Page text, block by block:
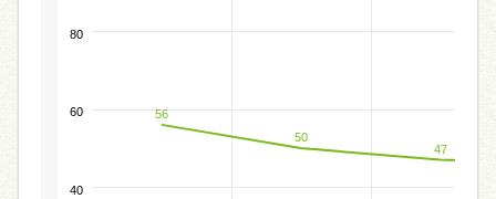
56
50
47
40
60
80